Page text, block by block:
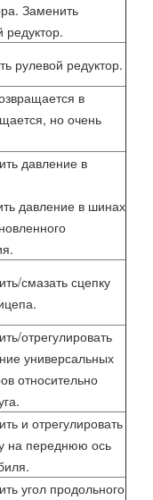
Заменить
редуктор.
рулевой редуктор.
в
но очень
давление в
давление в шинах
смазать сцепку
отрегулировать
универсальных
относительно
и отрегулировать
на переднюю ось
угол продольного